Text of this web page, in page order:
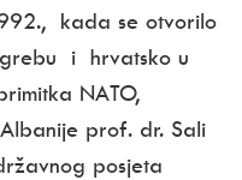
kada se otvorilo
i hrvatsko u
NATO,
prof. dr. Sali
posjeta